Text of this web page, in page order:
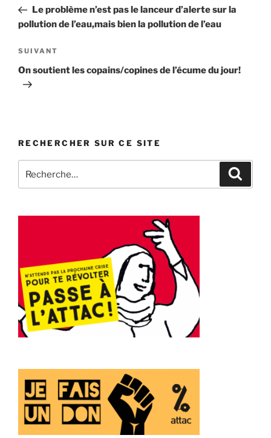
l’article
précédent
Le problème n’est pas le lanceur d’alerte sur la
pollution de l’eau,mais bien la pollution de l’eau
Article
suivant
SUIVANT
On soutient les copains/copines de l’écume du jour!
RECHERCHER SUR CE SITE
pour